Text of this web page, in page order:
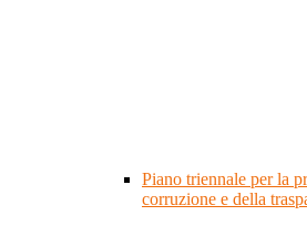
Piano triennale per la
corruzione e della